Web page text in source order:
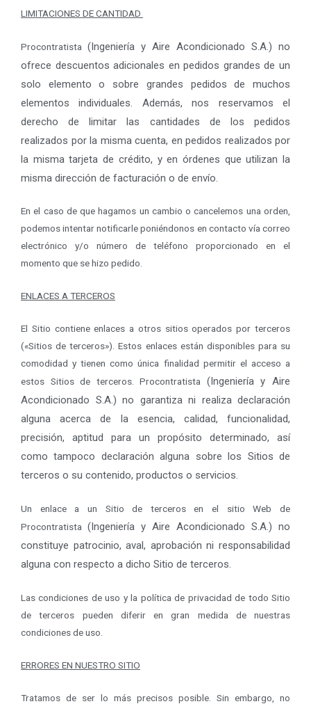
LIMITACIONES DE CANTIDAD
Procontratista (Ingeniería y Aire Acondicionado S.A.) no
ofrece descuentos adicionales en pedidos grandes de un
solo elemento o sobre grandes pedidos de muchos
elementos individuales. Además, nos reservamos el
derecho de limitar las cantidades de los pedidos
realizados por la misma cuenta, en pedidos realizados por
la misma tarjeta de crédito, y en órdenes que utilizan la
misma dirección de facturación o de envío.
En el caso de que hagamos un cambio o cancelemos una orden,
podemos intentar notificarle poniéndonos en contacto vía correo
electrónico y/o número de teléfono proporcionado en el
momento que se hizo pedido.
ENLACES A TERCEROS
El Sitio contiene enlaces a otros sitios operados por terceros
(«Sitios de terceros»). Estos enlaces están disponibles para su
comodidad y tienen como única finalidad permitir el acceso a
estos Sitios de terceros. Procontratista (Ingeniería y Aire
Acondicionado S.A.) no garantiza ni realiza declaración
alguna acerca de la esencia, calidad, funcionalidad,
precisión, aptitud para un propósito determinado, así
como tampoco declaración alguna sobre los Sitios de
terceros o su contenido, productos o servicios.
Un enlace a un Sitio de terceros en el sitio Web de
Procontratista (Ingeniería y Aire Acondicionado S.A.) no
constituye patrocinio, aval, aprobación ni responsabilidad
alguna con respecto a dicho Sitio de terceros.
Las condiciones de uso y la política de privacidad de todo Sitio
de terceros pueden diferir en gran medida de nuestras
condiciones de uso.
ERRORES EN NUESTRO SITIO
Tratamos de ser lo más precisos posible. Sin embargo, no